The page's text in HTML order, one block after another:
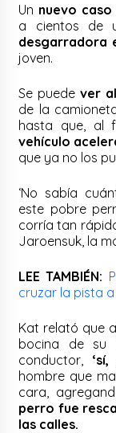
Un nuevo caso
a cientos de
desgarradora
joven.
Se puedever
de la
hasta que, al
vehículo
que ya no los
‘No sabía
este pobre
corría tan
Jaroensuk, la
LEE TAMBIÉN:
cruzar la pista
Kat relató que
bocina de su
conductor,
hombre que
cara,
perro fue
las calles.